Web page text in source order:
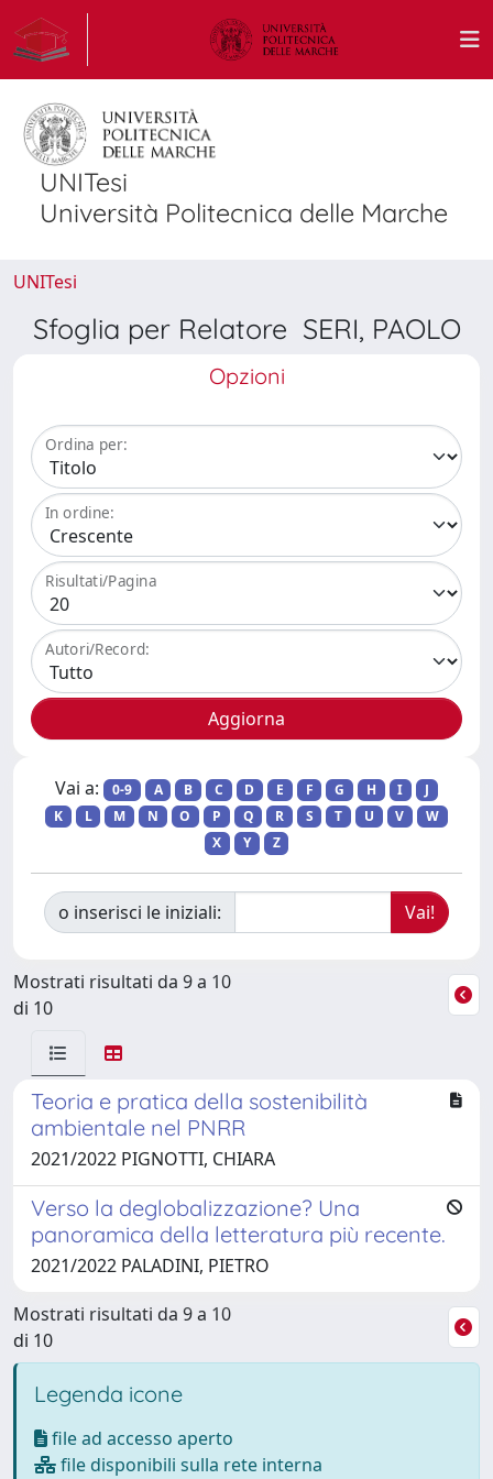
UNITesi
Università Politecnica delle Marche
UNITesi
Sfoglia per Relatore SERI, PAOLO
Opzioni
Ordina per:
In ordine:
Risultati/Pagina
Autori/Record:
Vai a: 0-9 A B C D E F G H I
J
K
L M N O P Q R S T U V
W
X
Y Z
o inserisci le iniziali:
Mostrati risultati da 9 a 10
di 10
Teoria e pratica della sostenibilità
ambientale nel PNRR
2021/2022 PIGNOTTI, CHIARA
Verso la deglobalizzazione? Una
panoramica della letteratura più recente.
2021/2022 PALADINI, PIETRO
Mostrati risultati da 9 a 10
di 10
Legenda icone
file ad accesso aperto
file disponibili sulla rete interna